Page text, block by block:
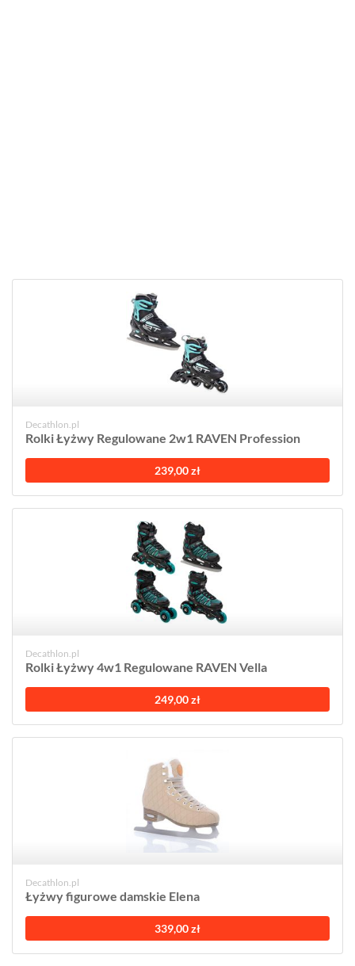
Decathlon.pl
Rolki Łyżwy Regulowane 2w1 RAVEN Profession
239,00 zł
Decathlon.pl
Rolki Łyżwy 4w1 Regulowane RAVEN Vella
249,00 zł
Decathlon.pl
Łyżwy figurowe damskie Elena
339,00 zł